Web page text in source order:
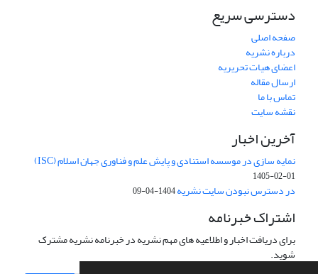
دسترسی سریع
صفحه اصلی
درباره نشریه
اعضای هیات تحریریه
ارسال مقاله
تماس با ما
نقشه سایت
آخرین اخبار
نمایه سازی در موسسه استنادی و پایش علم و فناوری جهان اسلام (ISC)
1405-02-01
در دسترس نبودن سایت نشریه1404-04-09
اشتراک خبرنامه
برای دریافت اخبار و اطلاعیه های مهم نشریه در خبرنامه نشریه مشترک
شوید.